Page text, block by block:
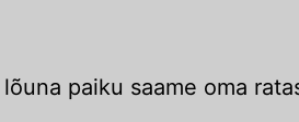
paiku saame oma